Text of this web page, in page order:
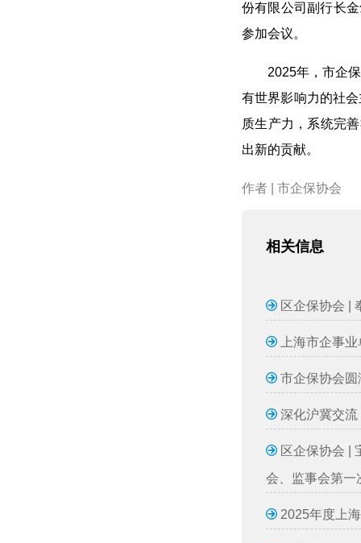
份有限公司副行长
参加会议。
2025年，市企
有世界影响力的社
质生产力，系统完
出新的贡献。
作者 | 市企保协会
相关信息
区企保协会 |
上海市企事
市企保协会
深化沪冀交
区企保协会 |
会、监事会第一
2025年度上